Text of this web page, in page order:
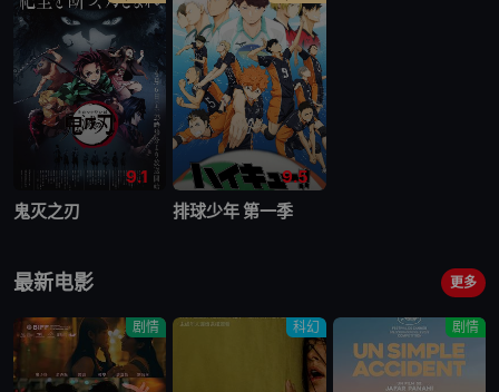
9.1
鬼灭之刃
9.5
排球少年 第一季
最新电影 更多
剧情 科幻 剧情